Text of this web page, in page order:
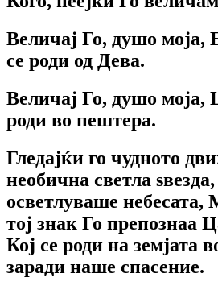
Величај Го, душо моја,
се роди од Дева.
Величај Го, душо моја,
роди во пештера.
Гледајќи го чудното
необична светла
осветлуваше небесата,
тој знак Го препознаа
Кој се роди на земјата
заради наше спасение.